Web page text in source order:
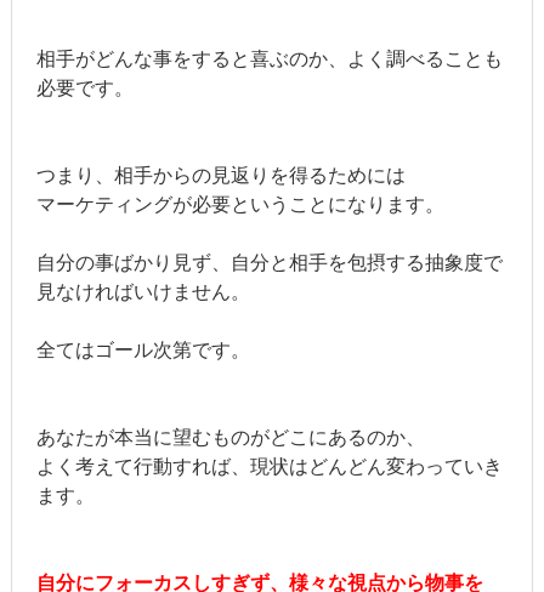
相手がどんな事をすると喜ぶのか、よく調べることも
必要です。
つまり、相手からの見返りを得るためには
マーケティングが必要ということになります。
自分の事ばかり見ず、自分と相手を包摂する抽象度で
見なければいけません。
全てはゴール次第です。
あなたが本当に望むものがどこにあるのか、
よく考えて行動すれば、現状はどんどん変わっていき
ます。
自分にフォーカスしすぎず、様々な視点から物事を